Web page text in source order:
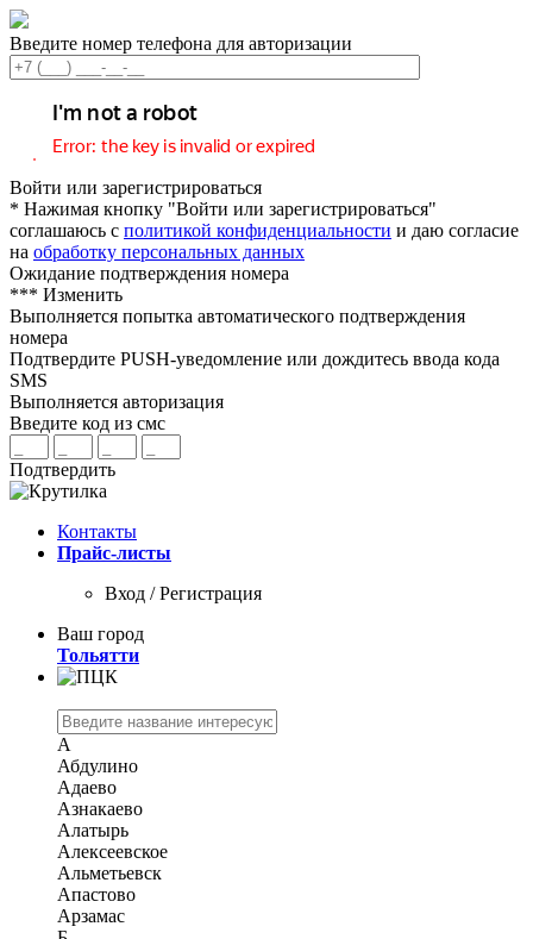
Введите номер телефона для авторизации
Войти или зарегистрироваться
* Нажимая кнопку "Войти или зарегистрироваться"
соглашаюсь с политикой конфиденциальности и даю согласие
на обработку персональных данных
Ожидание подтверждения номера
*** Изменить
Выполняется попытка автоматического подтверждения
номера
Подтвердите PUSH-уведомление или дождитесь ввода кода
SMS
Выполняется авторизация
Введите код из смс
Подтвердить
Контакты
Прайс-листы
Вход / Регистрация
Ваш город
Тольятти
А
Абдулино
Адаево
Азнакаево
Алатырь
Алексеевское
Альметьевск
Апастово
Арзамас